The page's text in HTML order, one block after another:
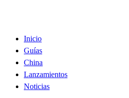
Inicio
Guías
China
Lanzamientos
Noticias